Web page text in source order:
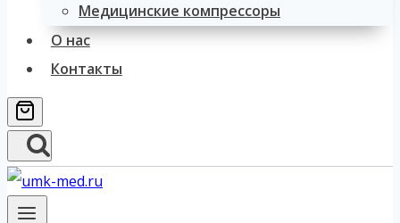
Медицинские компрессоры
О нас
Контакты